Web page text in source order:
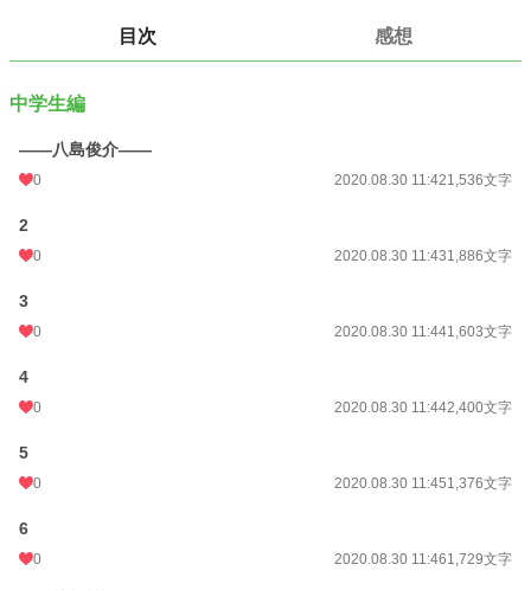
24h.ポイント 0 pt
文字数
更新日時 2020.09.08 22:30
初回公開日時
週間ポイント
年間ポイント
目次 感想
中学生編
——八島俊介——
0 2020.08.30 11:421,536文字
2
0 2020.08.30 11:431,886文字
3
0 2020.08.30 11:441,603文字
4
0 2020.08.30 11:442,400文字
5
0 2020.08.30 11:451,376文字
6
0 2020.08.30 11:461,729文字